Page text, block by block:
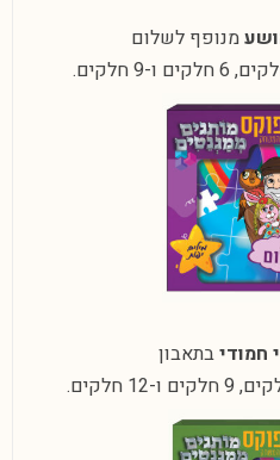
מנופף לשלום
חמודיבתאבון